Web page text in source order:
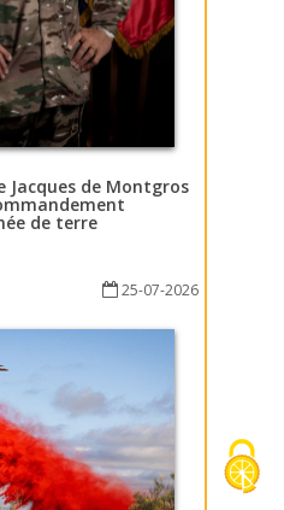
Jacques de Montgros
de terre
25-07-2026